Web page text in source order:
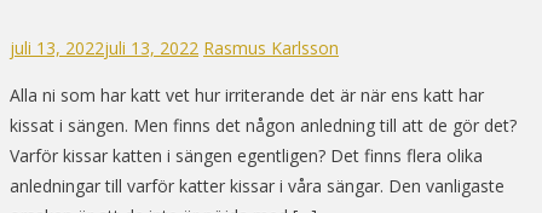
juli 13, 2022juli 13, 2022 Rasmus Karlsson
Alla ni som har katt vet hur irriterande det är när ens katt har
kissat i sängen. Men finns det någon anledning till att de gör det?
Varför kissar katten i sängen egentligen? Det finns flera olika
anledningar till varför katter kissar i våra sängar. Den vanligaste